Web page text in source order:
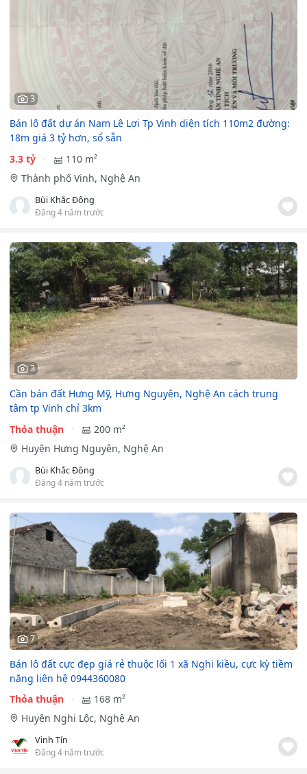
3
Bán lô đất dự án Nam Lê Lợi Tp Vinh diện tích 110m2 đường:
18m giá 3 tỷ hơn, sổ sẵn
3.3 tỷ
110 m²
Thành phố Vinh, Nghệ An
Bùi Khắc Đông
Đăng 4 năm trước
3
Cần bán đất Hưng Mỹ, Hưng Nguyên, Nghệ An cách trung
tâm tp Vinh chỉ 3km
Thỏa thuận
200 m²
Huyện Hưng Nguyên, Nghệ An
Bùi Khắc Đông
Đăng 4 năm trước
7
Bán lô đất cực đẹp giá rẻ thuộc lối 1 xã Nghi kiều, cực kỳ tiềm
năng liên hệ 0944360080
Thỏa thuận
168 m²
Huyện Nghi Lộc, Nghệ An
Vinh Tín
Đăng 4 năm trước